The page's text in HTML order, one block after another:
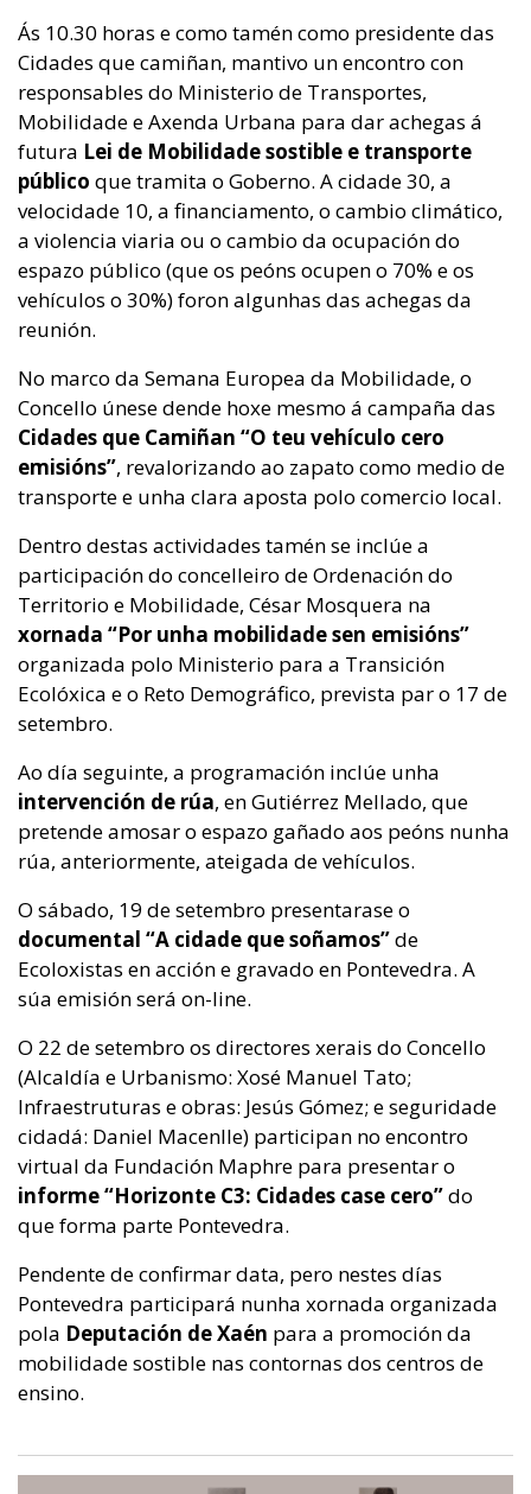
Ás 10.30 horas e como tamén como presidente das
Cidades que camiñan, mantivo un encontro con
responsables do Ministerio de Transportes,
Mobilidade e Axenda Urbana para dar achegas á
futura Lei de Mobilidade sostible e transporte
público que tramita o Goberno. A cidade 30, a
velocidade 10, a financiamento, o cambio climático,
a violencia viaria ou o cambio da ocupación do
espazo público (que os peóns ocupen o 70% e os
vehículos o 30%) foron algunhas das achegas da
reunión.
No marco da Semana Europea da Mobilidade, o
Concello únese dende hoxe mesmo á campaña das
Cidades que Camiñan “O teu vehículo cero
emisións”, revalorizando ao zapato como medio de
transporte e unha clara aposta polo comercio local.
Dentro destas actividades tamén se inclúe a
participación do concelleiro de Ordenación do
Territorio e Mobilidade, César Mosquera na
xornada “Por unha mobilidade sen emisións”
organizada polo Ministerio para a Transición
Ecolóxica e o Reto Demográfico, prevista par o 17 de
setembro.
Ao día seguinte, a programación inclúe unha
intervención de rúa, en Gutiérrez Mellado, que
pretende amosar o espazo gañado aos peóns nunha
rúa, anteriormente, ateigada de vehículos.
O sábado, 19 de setembro presentarase o
documental “A cidade que soñamos”de
Ecoloxistas en acción e gravado en Pontevedra. A
súa emisión será on-line.
O 22 de setembro os directores xerais do Concello
(Alcaldía e Urbanismo: Xosé Manuel Tato;
Infraestruturas e obras: Jesús Gómez; e seguridade
cidadá: Daniel Macenlle) participan no encontro
virtual da Fundación Maphre para presentar o
informe “Horizonte C3: Cidades case cero”do
que forma parte Pontevedra.
Pendente de confirmar data, pero nestes días
Pontevedra participará nunha xornada organizada
pola Deputación de Xaén para a promoción da
mobilidade sostible nas contornas dos centros de
ensino.